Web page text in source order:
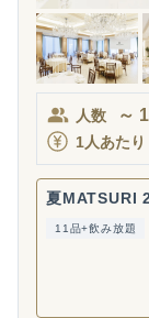
人数 ～
1人あたり
夏MATSURI
11品+飲み放題